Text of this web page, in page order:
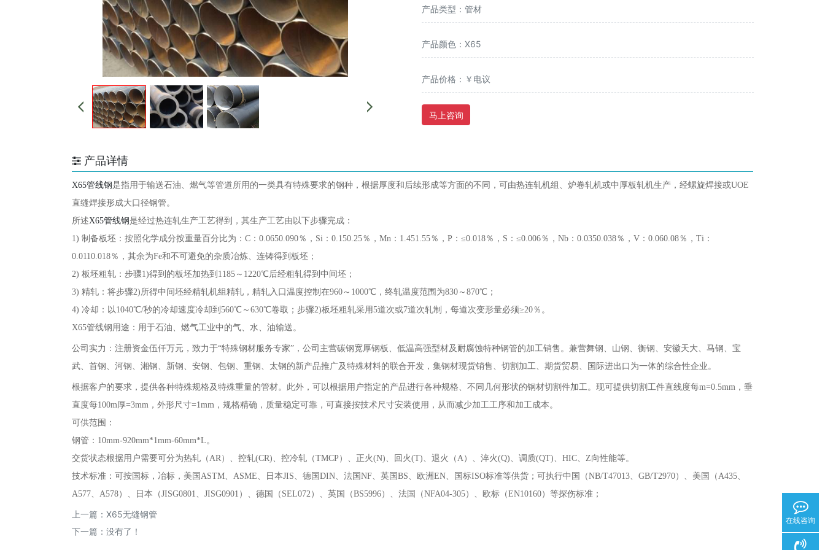
产品类型：管材
产品颜色：X65
产品价格：￥电议
马上咨询
产品详情
X65管线钢是指用于输送石油、燃气等管道所用的一类具有特殊要求的钢种，根据厚度和后续形成等方面的不同，可由热连轧机组、炉卷轧机或中厚板轧机生产，经螺旋焊接或UOE
直缝焊接形成大口径钢管。
所述X65管线钢是经过热连轧生产工艺得到，其生产工艺由以下步骤完成：
1) 制备板坯：按照化学成分按重量百分比为： C：0.0650.090％，Si：0.150.25％，Mn：1.451.55％，P：≤0.018％，S：≤0.006％，Nb：0.0350.038％，V：0.060.08％，Ti：
0.0110.018％，其余为Fe和不可避免的杂质冶炼、连铸得到板坯；
2) 板坯粗轧：步骤1)得到的板坯加热到1185～1220℃后经粗轧得到中间坯；
3) 精轧：将步骤2)所得中间坯经精轧机组精轧，精轧入口温度控制在960～1000℃，终轧温度范围为830～870℃；
4) 冷却：以1040℃/秒的冷却速度冷却到560℃～630℃卷取；步骤2)板坯粗轧采用5道次或7道次轧制，每道次变形量必须≥20％。
X65管线钢用途：用于石油、燃气工业中的气、水、油输送。
公司实力：注册资金伍仟万元，致力于“特殊钢材服务专家”，公司主营碳钢宽厚钢板、低温高强型材及耐腐蚀特种钢管的加工销售。兼营舞钢、山钢、衡钢、安徽天大、马钢、宝
武、首钢、河钢、湘钢、新钢、安钢、包钢、重钢、太钢的新产品推广及特殊材料的联合开发，集钢材现货销售、切割加工、期货贸易、国际进出口为一体的综合性企业。
根据客户的要求，提供各种特殊规格及特殊重量的管材。此外，可以根据用户指定的产品进行各种规格、不同几何形状的钢材切割件加工。现可提供切割工件直线度每m=0.5mm，垂
直度每100m厚=3mm，外形尺寸=1mm，规格精确，质量稳定可靠，可直接按技术尺寸安装使用，从而减少加工工序和加工成本。
可供范围：
钢管：10mm-920mm*1mm-60mm*L。
交货状态根据用户需要可分为热轧（AR）、控轧(CR)、控冷轧（TMCP）、正火(N)、回火(T)、退火（A）、淬火(Q)、调质(QT)、HIC、Z向性能等。
技术标准：可按国标，冶标，美国 ASTM、ASME、日本JIS、德国DIN、法国NF、英国BS、欧洲EN、国标ISO标准等供货；可执行中国（NB/T47013、GB/T2970）、美国（A435、
A577、A578）、日本（JISG0801、JISG0901）、德国（SEL072）、英国（BS5996）、法国（NFA04-305）、欧标（EN10160）等探伤标准；
上一篇： X65无缝钢管
下一篇：没有了！
在线咨询